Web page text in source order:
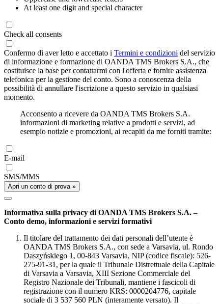
At least one digit and special character
Check all consents
Confermo di aver letto e accettato i Termini e condizioni del servizio
di informazione e formazione di OANDA TMS Brokers S.A., che
costituisce la base per contattarmi con l'offerta e fornire assistenza
telefonica per la gestione del conto. Sono a conoscenza della
possibilità di annullare l'iscrizione a questo servizio in qualsiasi
momento.
Acconsento a ricevere da OANDA TMS Brokers S.A.
informazioni di marketing relative a prodotti e servizi, ad
esempio notizie e promozioni, ai recapiti da me forniti tramite:
E-mail
SMS/MMS
Apri un conto di prova »
Informativa sulla privacy di OANDA TMS Brokers S.A. –
Conto demo, informazioni e servizi formativi
Il titolare del trattamento dei dati personali dell’utente è
OANDA TMS Brokers S.A., con sede a Varsavia, ul. Rondo
Daszyńskiego 1, 00-843 Varsavia, NIP (codice fiscale): 526-
275-91-31, per la quale il Tribunale Distrettuale della Capitale
di Varsavia a Varsavia, XIII Sezione Commerciale del
Registro Nazionale dei Tribunali, mantiene i fascicoli di
registrazione con il numero KRS: 0000204776, capitale
sociale di 3 537 560 PLN (interamente versato). Il